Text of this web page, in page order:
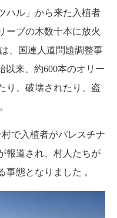
ハル」から来た入植者
ーブの木数十本に放火
、国連人道問題調整事
以来、約600本のオリー
り、破壊されたり、盗
。
で入植者がパレスチナ
報道され、村人たちが
事態となりました 。